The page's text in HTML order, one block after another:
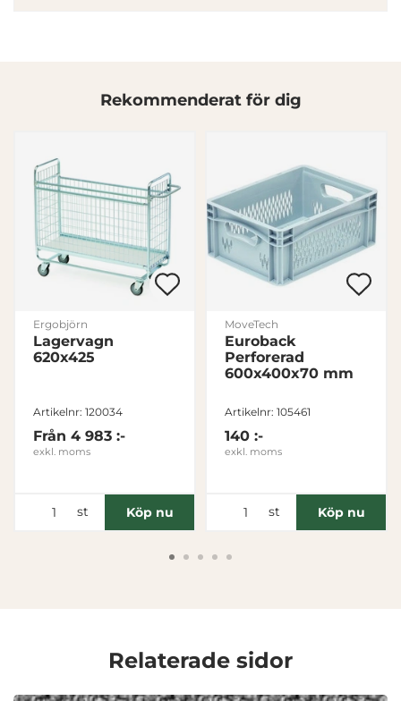
Vi använder enhetsidentifierare för att anpassa innehållet
och annonserna till användarna, tillhandahålla funktioner
vidarebefordrar även sådana identifierare och annan
information från din enhet till de sociala medier och
annons- och analysföretag som vi samarbetar med.
Dessa kan i sin tur kombinera informationen med annan
information som du har tillhandahållit eller som de har
samlat in när du har använt deras tjänster.
Inställningar
Statistik
Tillåt urval
Rekommenderat för dig
Ergobjörn
Lagervagn
620x425
Artikelnr: 120034
Från 4 983 :-
exkl. moms
st Köp nu
MoveTech
Euroback
Perforerad
600x400x70 mm
Artikelnr: 105461
140 :-
exkl. moms
st Köp nu
Relaterade sidor